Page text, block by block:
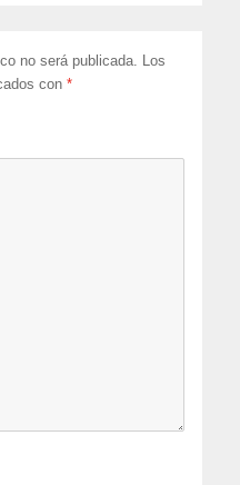
no será publicada. Los
con*